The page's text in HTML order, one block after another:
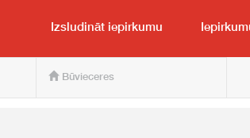
un pārdevējam
Izsludināt iepirkumu
Būvieceres